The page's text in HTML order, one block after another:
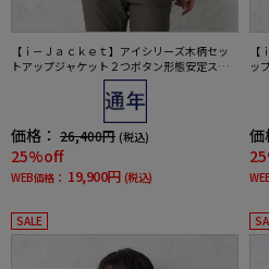
【ｉ－Ｊａｃｋｅｔ】アイシリーズ木柄セッ
トアップジャケット２つボタン形態安定スト
レッチ軽量ウォッシャブル通年
価格： 26,400円 (税込)
25%off
WEB価格： 19,900円 (税込)
ッ
価
SALE